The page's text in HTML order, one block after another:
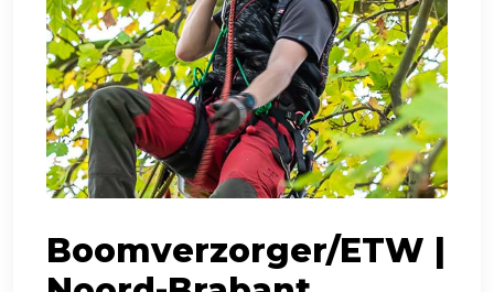
Boomverzorger/ETW |